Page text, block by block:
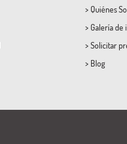
> Quiénes
> Galería de
> Solicitar
> Blog